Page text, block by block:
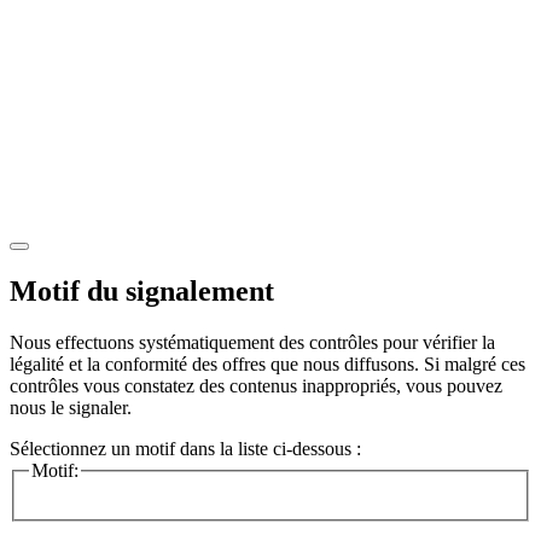
Motif du signalement
Nous effectuons systématiquement des contrôles pour vérifier la
légalité et la conformité des offres que nous diffusons. Si malgré ces
contrôles vous constatez des contenus inappropriés, vous pouvez
nous le signaler.
Sélectionnez un motif dans la liste ci-dessous :
Motif: